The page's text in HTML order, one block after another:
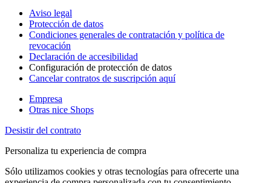
Aviso legal
Protección de datos
Condiciones generales de contratación y política de
revocación
Declaración de accesibilidad
Configuración de protección de datos
Cancelar contratos de suscripción aquí
Empresa
Otras nice Shops
Desistir del contrato
Personaliza tu experiencia de compra
Sólo utilizamos cookies y otras tecnologías para ofrecerte una